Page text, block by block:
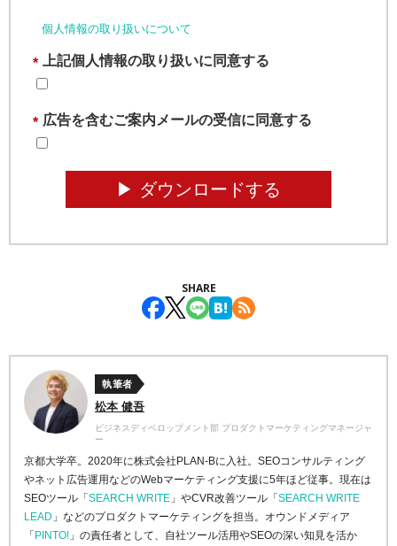
個人情報の取り扱いについて
* 上記個人情報の取り扱いに同意する
* 広告を含むご案内メールの受信に同意する
▶︎ ダウンロードする
SHARE
執筆者
松本 健吾
ビジネスディベロップメント部 プロダクトマーケティングマネージャ
ー
京都大学卒。2020年に株式会社PLAN-Bに入社。SEOコンサルティング
やネット広告運用などのWebマーケティング支援に5年ほど従事。現在は
SEOツール「SEARCH WRITE 」やCVR改善ツール「SEARCH WRITE
LEAD 」などのプロダクトマーケティングを担当。オウンドメディア
「PINTO! 」の責任者として、自社ツール活用やSEOの深い知見を活か